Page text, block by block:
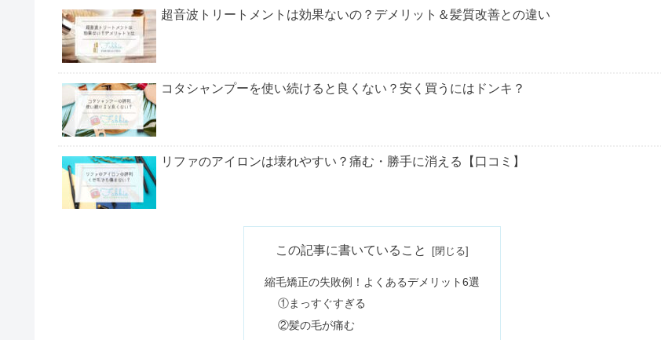
超音波トリートメントは効果ないの？デメリット＆髪質改善との違い
コタシャンプーを使い続けると良くない？安く買うにはドンキ？
リファのアイロンは壊れやすい？痛む・勝手に消える【口コミ】
トリコレの悪い口コミは嘘？くせ毛に効果なし・500円の噂の真実
この記事に書いていること
縮毛矯正の失敗例！よくあるデメリット6選
①まっすぐすぎる
②髪の毛が痛む